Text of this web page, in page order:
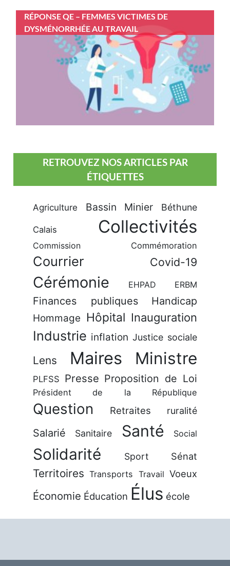
RÉPONSE QE – FEMMES VICTIMES DE
DYSMÉNORRHÉE AU TRAVAIL
RETROUVEZ NOS ARTICLES PAR
ÉTIQUETTES
Agriculture Bassin Minier Béthune
Calais Collectivités
Commission Commémoration
Courrier Covid-19
Cérémonie EHPAD ERBM
Finances publiques Handicap
Hommage Hôpital Inauguration
Industrie inflation Justice sociale
Lens Maires Ministre
PLFSS Presse Proposition de Loi
Président de la République
Question Retraites ruralité
Salarié Sanitaire Santé Social
Solidarité Sport Sénat
Territoires Transports Travail Voeux
Économie Éducation Élus école